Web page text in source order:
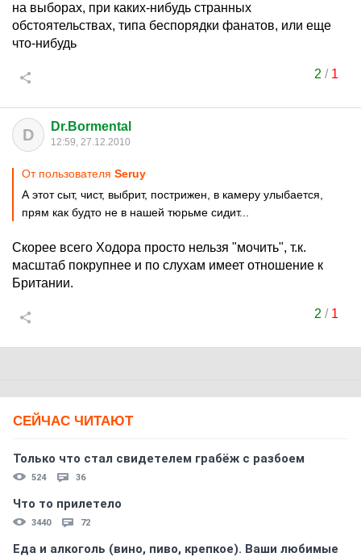
на выборах, при каких-нибудь странных
обстоятельствах, типа беспорядки фанатов, или еще
что-нибудь
2 / 1
D Dr.Bormental
12:59, 27.12.2010
От пользователя Seruy
А этот сыт, чист, выбрит, пострижен, в камеру улыбается,
прям как будто не в нашей тюрьме сидит...
Скорее всего Ходора просто нельзя "мочить", т.к.
масштаб покрупнее и по слухам имеет отношение к
Британии.
2 / 1
СЕЙЧАС ЧИТАЮТ
Только что стал свидетелем грабёж с разбоем
524 36
Что то прилетело
3440 72
Еда и алкоголь (вино, пиво, крепкое). Ваши любимые